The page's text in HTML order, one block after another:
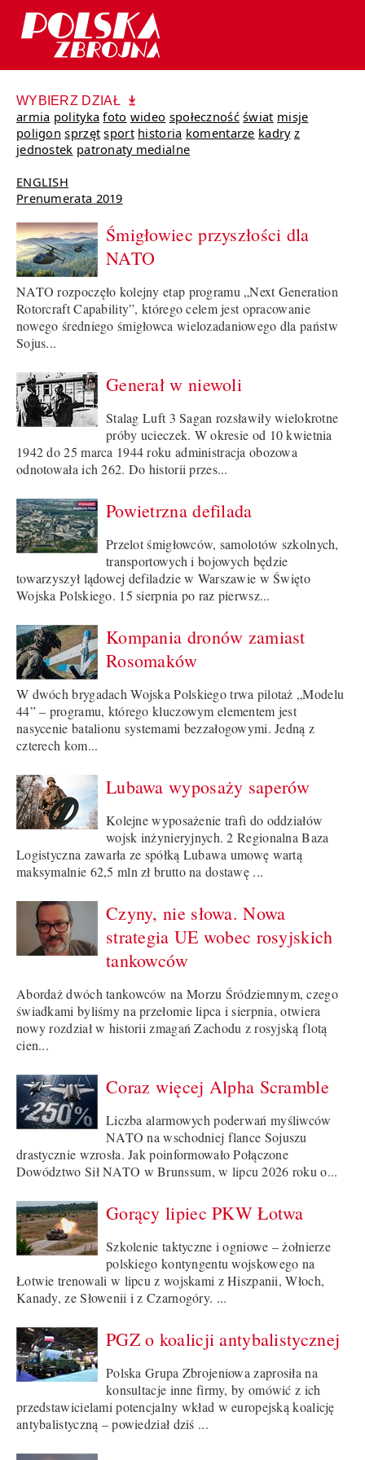
WYBIERZ DZIAŁ
armia polityka foto wideo społeczność świat misje
poligon sprzęt sport historia komentarze kadry z
jednostek patronaty medialne
ENGLISH
Prenumerata 2019
Śmigłowiec przyszłości dla
NATO
NATO rozpoczęło kolejny etap programu „Next Generation
Rotorcraft Capability”, którego celem jest opracowanie
nowego średniego śmigłowca wielozadaniowego dla państw
Sojus...
Generał w niewoli
Stalag Luft 3 Sagan rozsławiły wielokrotne
próby ucieczek. W okresie od 10 kwietnia
1942 do 25 marca 1944 roku administracja obozowa
odnotowała ich 262. Do historii przes...
Powietrzna defilada
Przelot śmigłowców, samolotów szkolnych,
transportowych i bojowych będzie
towarzyszył lądowej defiladzie w Warszawie w Święto
Wojska Polskiego. 15 sierpnia po raz pierwsz...
Kompania dronów zamiast
Rosomaków
W dwóch brygadach Wojska Polskiego trwa pilotaż „Modelu
44” – programu, którego kluczowym elementem jest
nasycenie batalionu systemami bezzałogowymi. Jedną z
czterech kom...
Lubawa wyposaży saperów
Kolejne wyposażenie trafi do oddziałów
wojsk inżynieryjnych. 2 Regionalna Baza
Logistyczna zawarła ze spółką Lubawa umowę wartą
maksymalnie 62,5 mln zł brutto na dostawę ...
Czyny, nie słowa. Nowa
strategia UE wobec rosyjskich
tankowców
Abordaż dwóch tankowców na Morzu Śródziemnym, czego
świadkami byliśmy na przełomie lipca i sierpnia, otwiera
nowy rozdział w historii zmagań Zachodu z rosyjską flotą
cien...
Coraz więcej Alpha Scramble
Liczba alarmowych poderwań myśliwców
NATO na wschodniej flance Sojuszu
drastycznie wzrosła. Jak poinformowało Połączone
Dowództwo Sił NATO w Brunssum, w lipcu 2026 roku o...
Gorący lipiec PKW Łotwa
Szkolenie taktyczne i ogniowe – żołnierze
polskiego kontyngentu wojskowego na
Łotwie trenowali w lipcu z wojskami z Hiszpanii, Włoch,
Kanady, ze Słowenii i z Czarnogóry. ...
PGZ o koalicji antybalistycznej
Polska Grupa Zbrojeniowa zaprosiła na
konsultacje inne firmy, by omówić z ich
przedstawicielami potencjalny wkład w europejską koalicję
antybalistyczną – powiedział dziś ...